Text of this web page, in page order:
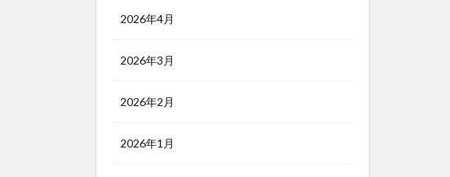
2026年4月
2026年3月
2026年2月
2026年1月